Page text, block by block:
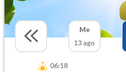
Me
13 ago
06:18